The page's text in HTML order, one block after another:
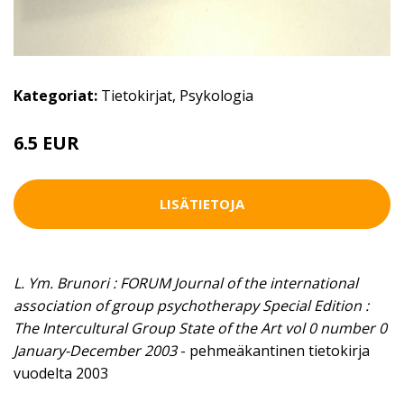
Kategoriat: Tietokirjat, Psykologia
6.5 EUR
LISÄTIETOJA
L. Ym. Brunori : FORUM Journal of the international
association of group psychotherapy Special Edition :
The Intercultural Group State of the Art vol 0 number 0
January-December 2003- pehmeäkantinen tietokirja
vuodelta 2003